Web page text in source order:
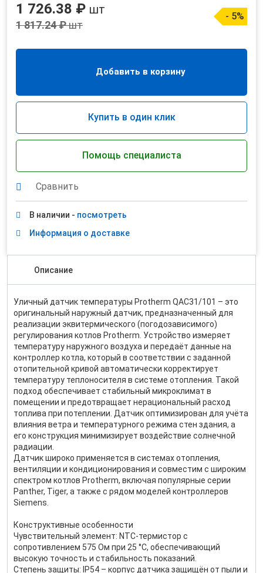
1 726.38 ₽ шт
1 817.24 ₽шт
- 5%
Добавить в корзину
Купить в один клик
Помощь специалиста
Сравнить
В наличии - посмотреть
Информация о доставке
Описание
Уличный датчик температуры Protherm QAC31/101 – это
оригинальный наружный датчик, предназначенный для
реализации эквитермического (погодозависимого)
регулирования котлов Protherm. Устройство измеряет
температуру наружного воздуха и передаёт данные на
контроллер котла, который в соответствии с заданной
отопительной кривой автоматически корректирует
температуру теплоносителя в системе отопления. Такой
подход обеспечивает стабильный микроклимат в
помещении и предотвращает нерациональный расход
топлива при потеплении. Датчик оптимизирован для учёта
влияния ветра и температурного режима стен здания, а
его конструкция минимизирует воздействие солнечной
радиации.
Датчик широко применяется в системах отопления,
вентиляции и кондиционирования и совместим с широким
спектром котлов Protherm, включая популярные серии
Panther, Tiger, а также с рядом моделей контроллеров
Siemens.
Конструктивные особенности
Чувствительный элемент: NTC-термистор с
сопротивлением 575 Ом при 25 °C, обеспечивающий
высокую точность и стабильность показаний.
Степень защиты: IP54 – корпус датчика защищён от пыли и